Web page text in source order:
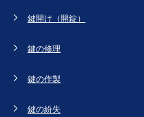
鍵開け（開錠）
鍵の修理
鍵の作製
鍵の紛失